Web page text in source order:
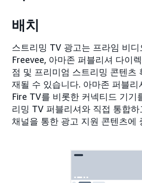
배치
스트리밍 TV 광고는 프라임 비
Freevee, 아마존 퍼블리셔 다이
점 및 프리미엄 스트리밍 콘텐츠
재될 수 있습니다. 아마존 퍼블리
Fire TV를 비롯한 커넥티드 기기
리밍 TV 퍼블리셔와 직접 통합하
채널을 통한 광고 지원 콘텐츠에